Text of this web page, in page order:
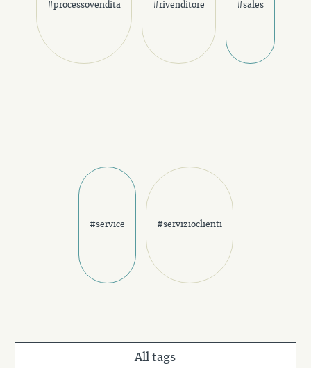
#processovendita #rivenditore #sales
#service #servizioclienti
All tags